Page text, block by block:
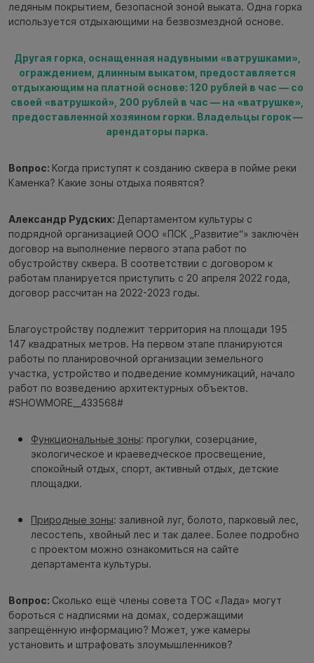
ледяным покрытием, безопасной зоной выката. Одна горка
используется отдыхающими на безвозмездной основе.
Другая горка, оснащенная надувными «ватрушками»,
ограждением, длинным выкатом, предоставляется
отдыхающим на платной основе: 120 рублей в час — со
своей «ватрушкой», 200 рублей в час — на «ватрушке»,
предоставленной хозяином горки. Владельцы горок —
арендаторы парка.
Вопрос: Когда приступят к созданию сквера в пойме реки
Каменка? Какие зоны отдыха появятся?
Александр Рудских: Департаментом культуры с
подрядной организацией ООО «ПСК „Развитие“» заключён
договор на выполнение первого этапа работ по
обустройству сквера. В соответствии с договором к
работам планируется приступить с 20 апреля 2022 года,
договор рассчитан на 2022-2023 годы.
Благоустройству подлежит территория на площади 195
147 квадратных метров. На первом этапе планируются
работы по планировочной организации земельного
участка, устройство и подведение коммуникаций, начало
работ по возведению архитектурных объектов.
#SHOWMORE__433568#
Функциональные зоны: прогулки, созерцание,
экологическое и краеведческое просвещение,
спокойный отдых, спорт, активный отдых, детские
площадки.
Природные зоны: заливной луг, болото, парковый лес,
лесостепь, хвойный лес и так далее. Более подробно
с проектом можно ознакомиться на сайте
департамента культуры.
Вопрос: Сколько ещё члены совета ТОС «Лада» могут
бороться с надписями на домах, содержащими
запрещённую информацию? Может, уже камеры
установить и штрафовать злоумышленников?